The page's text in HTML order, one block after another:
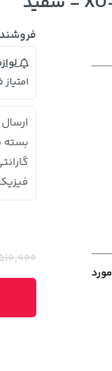
ارسال
بسته